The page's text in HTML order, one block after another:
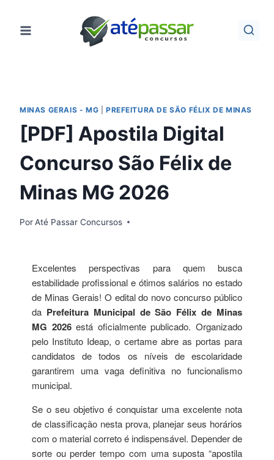
para
MINAS GERAIS - MG PREFEITURA DE SÃO FÉLIX DE MINAS
[PDF] Apostila Digital
Concurso São Félix de
Minas MG 2026
PorAté Passar Concursos
Excelentes perspectivas para quem busca
estabilidade profissional e ótimos salários no estado
de Minas Gerais! O edital do novo concurso público
da Prefeitura Municipal de São Félix de Minas
MG 2026está oficialmente publicado. Organizado
pelo Instituto Ideap, o certame abre as portas para
candidatos de todos os níveis de escolaridade
garantirem uma vaga definitiva no funcionalismo
municipal.
Se o seu objetivo é conquistar uma excelente nota
de classificação nesta prova, planejar seus horários
com o material correto é indispensável. Depender de
sorte ou perder tempo com uma suposta “apostila